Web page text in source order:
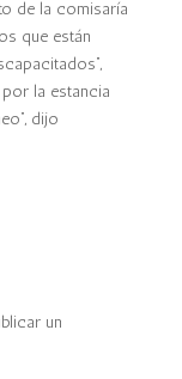
de la comisaría
que están
la estancia
dijo
un